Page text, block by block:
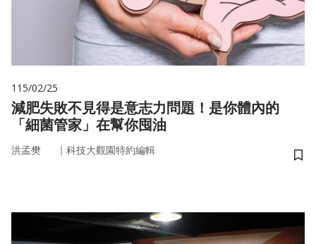
115/02/25
減肥失敗不見得是意志力問題！是你體內的
「細菌管家」在幫你囤油
洪孟樊 ｜ 科技大觀園特約編輯
儲